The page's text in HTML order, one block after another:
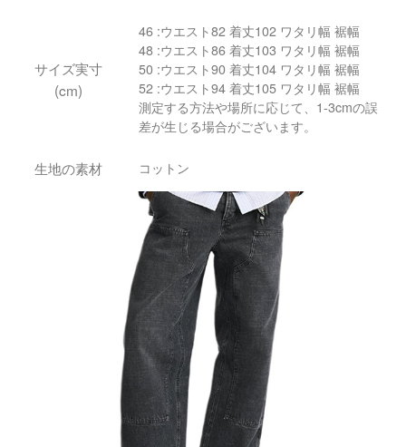
サイズ実寸
(cm)
46 :ウエスト82 着丈102 ワタリ幅 裾幅
48 :ウエスト86 着丈103 ワタリ幅 裾幅
50 :ウエスト90 着丈104 ワタリ幅 裾幅
52 :ウエスト94 着丈105 ワタリ幅 裾幅
測定する方法や場所に応じて、1-3cmの誤
差が生じる場合がございます。
生地の素材 コットン